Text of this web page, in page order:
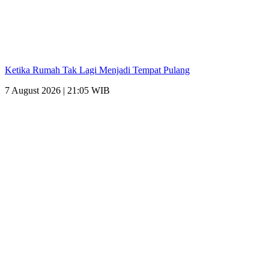
Ketika Rumah Tak Lagi Menjadi Tempat Pulang
7 August 2026 | 21:05 WIB